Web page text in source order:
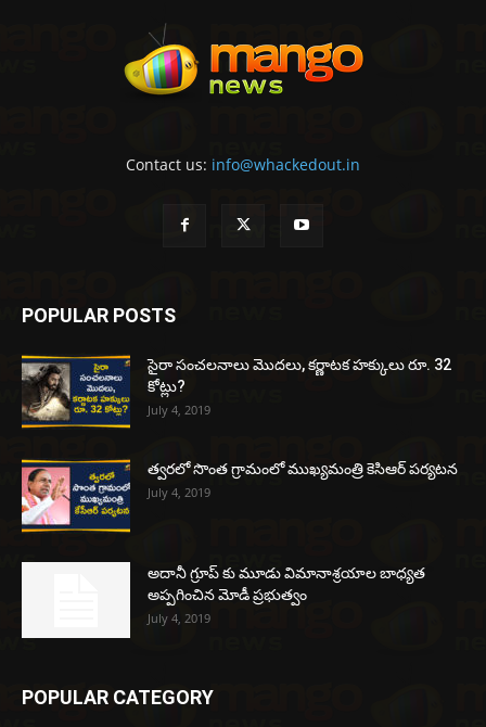
Contact us: info@whackedout.in
POPULAR POSTS
సైరా సంచలనాలు మొదలు, కర్ణాటక హక్కులు రూ. 32
కోట్లు?
July 4, 2019
త్వరలో సొంత గ్రామంలో ముఖ్యమంత్రి కెసిఆర్ పర్యటన
July 4, 2019
అదానీ గ్రూప్ కు మూడు విమానాశ్రయాల బాధ్యత
అప్పగించిన మోడీ ప్రభుత్వం
July 4, 2019
POPULAR CATEGORY